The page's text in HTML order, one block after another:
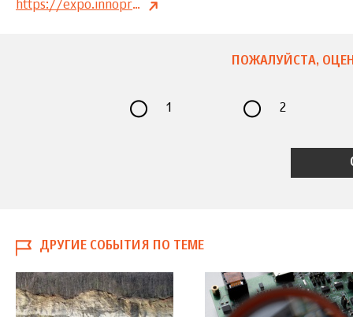
https://expo.innoprom.com
ПОЖАЛУЙСТА,
1 2
ДРУГИЕ СОБЫТИЯ ПО ТЕМЕ